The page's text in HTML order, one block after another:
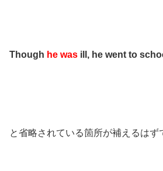
Though he was ill, he went to
と省略されている箇所が補えるはず